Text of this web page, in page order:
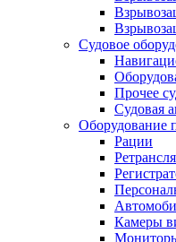
Судовое
Прочее
Судовая
Оборудование
Рации
Камеры